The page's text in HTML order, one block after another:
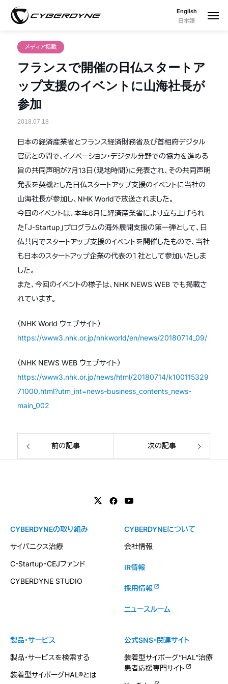
English
日本語
メディア掲載
フランスで開催の日仏スタートア
ップ支援のイベントに山海社長が
参加
2018.07.18
日本の経済産業省とフランス経済財務省及び首相府デジタル
官房との間で、イノベーション・デジタル分野での協力を進める
旨の共同声明が7月13日（現地時間）に発表され、その共同声明
発表を契機とした日仏スタートアップ支援のイベントに当社の
山海社長が参加し、NHK Worldで放送されました。
今回のイベントは、本年6月に経済産業省により立ち上げられ
た「J-Startup」プログラムの海外展開支援の第一弾として、日
仏共同でスタートアップ支援のイベントを開催したもので、当社
も日本のスタートアップ企業の代表の１社として参加いたしま
した。
また、今回のイベントの様子は、NHK NEWS WEB でも掲載さ
れています。
（NHK World ウェブサイト）
https://www3.nhk.or.jp/nhkworld/en/news/20180714_09/
（NHK NEWS WEB ウェブサイト）
https://www3.nhk.or.jp/news/html/20180714/k100115329
71000.html?utm_int=news-business_contents_news-
main_002
前の記事 次の記事
製品・サービス
製品・サービスを検索する
装着型サイボーグHAL®とは
CYBERDYNEの取り組み
サイバニクス治療
C-Startup・CEJファンド
CYBERDYNE STUDIO
CYBERDYNEについて
会社情報
IR情報
採用情報
ニュースルーム
公式SNS・関連サイト
装着型サイボーグ”HAL”治療
患者応援専門サイト